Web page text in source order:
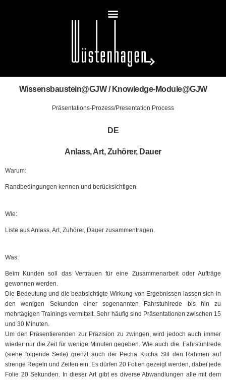
Wissensbaustein@GJW / Knowledge-Module@GJW
Präsentations-Prozess/Presentation Process
DE
Anlass, Art, Zuhörer, Dauer
Warum:
Randbedingungen kennen und berücksichtigen.
Wie:
Liste aus Anlass, Art, Zuhörer, Dauer zusammentragen.
Was:
Beim Kunden soll das Vertrauen für eine Zusammenarbeit oder Aufträge
gewonnen werden.
Die Bedeutung und die beabsichtigte Wirkung von Ergebnissen lassen sich in
den wenigen Sekunden einer sogenannten Fahrstuhlrede bis hin zu
mehrtägigen Trainings vermittelt. Sehr häufig sind Präsentationen zwischen 15
und 30 Minuten.
Um den Präsentierenden zur Präzision zu zwingen, wird jedoch auch immer
wieder nur die Zeit für wenige Minuten gegeben. Wie auch die Fahrstuhlrede
(siehe folgende Seite) grenzt auch der Pecha Kucha Stil den Rahmen auf
strenge Regeln und Zeiten ein: Es dürfen 20 Folien gezeigt werden, dabei jede
Folie 20 Sekunden. In dieser Art gibt es diverse Abwandlungen alle mit dem